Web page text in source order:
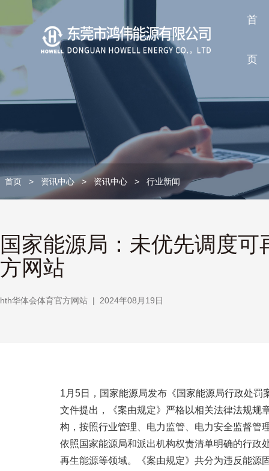
首
页
首页 > 资讯中心 > 资讯中心 > 行业新闻
国家能源局：未优先调度
方网站
hth华体会体育官方网站 | 2024年08月19日
1月5日，国家能源局发布《国家能源局行政处罚
文件提出，《案由规定》严格以相关法律法规规
构，按照行业管理、电力监管、电力安全监督管
依照国家能源局和派出机构权责清单明确的行政
再生能源等领域。《案由规定》共分为违反能源